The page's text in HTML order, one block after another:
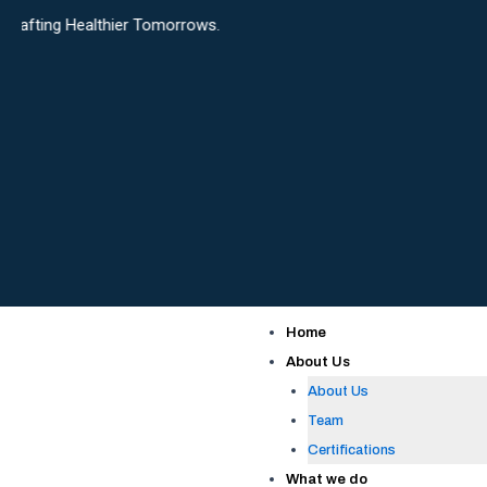
Skip
Tomorrows.
Home
About Us
About Us
Team
Certifications
What we do